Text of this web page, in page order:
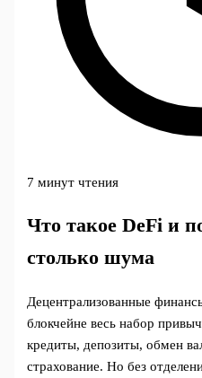
7 минут чтения
Что такое DeFi и
столько шума
Децентрализованные
блокчейне весь набор
кредиты, депозиты, обмен
страхование. Но без